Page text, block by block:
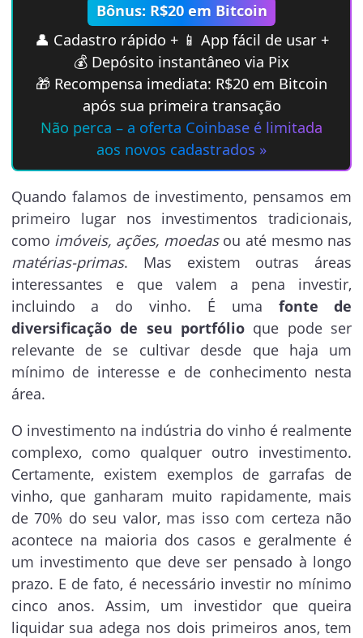
Bônus: R$20 em Bitcoin
👤 Cadastro rápido + 📱 App fácil de usar +
💰 Depósito instantâneo via Pix
🎁 Recompensa imediata: R$20 em Bitcoin
após sua primeira transação
Não perca – a oferta Coinbase é limitada
aos novos cadastrados »
Quando falamos de investimento, pensamos em
primeiro lugar nos investimentos tradicionais,
como imóveis, ações, moedas ou até mesmo nas
matérias-primas. Mas existem outras áreas
interessantes e que valem a pena investir,
incluindo a do vinho. É uma fonte de
diversificação de seu portfólio que pode ser
relevante de se cultivar desde que haja um
mínimo de interesse e de conhecimento nesta
área.
O investimento na indústria do vinho é realmente
complexo, como qualquer outro investimento.
Certamente, existem exemplos de garrafas de
vinho, que ganharam muito rapidamente, mais
de 70% do seu valor, mas isso com certeza não
acontece na maioria dos casos e geralmente é
um investimento que deve ser pensado à longo
prazo. E de fato, é necessário investir no mínimo
cinco anos. Assim, um investidor que queira
liquidar sua adega nos dois primeiros anos, tem